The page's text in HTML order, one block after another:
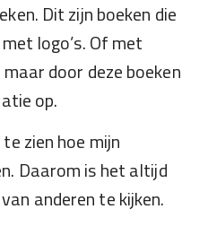
Dit zijn boeken die
logo’s. Of met
door deze boeken
op.
zien hoe mijn
Daarom is het altijd
anderen te kijken.